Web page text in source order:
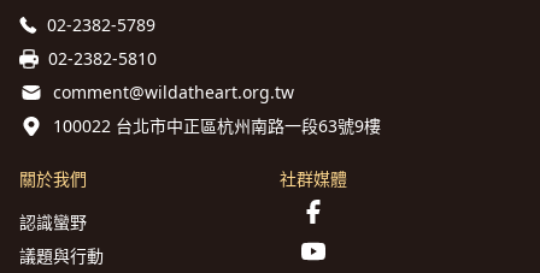
02-2382-5789
02-2382-5810
comment@wildatheart.org.tw
100022 台北市中正區杭州南路一段63號9樓
關於我們
認識蠻野
議題與行動
社群媒體